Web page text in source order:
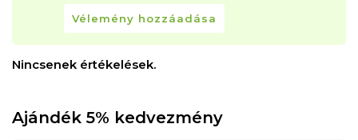
Vélemény hozzáadása
Nincsenek értékelések.
Ajándék 5% kedvezmény